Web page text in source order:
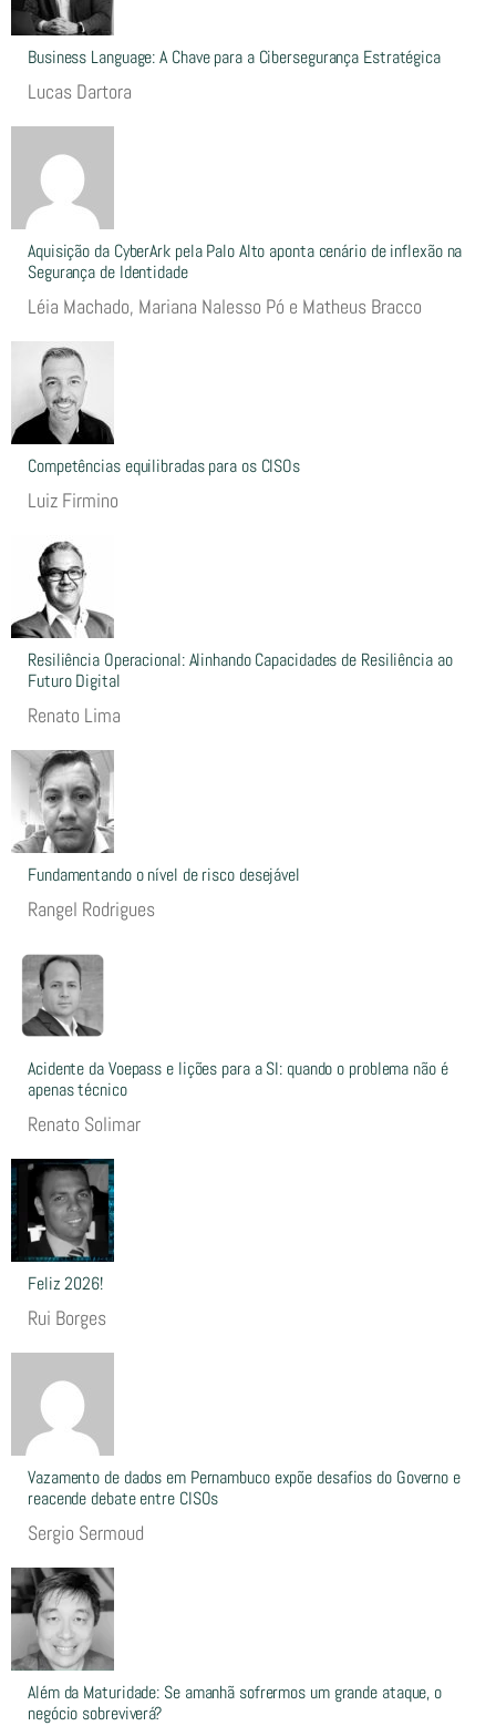
Business Language: A Chave para a Cibersegurança Estratégica
Lucas Dartora
Aquisição da CyberArk pela Palo Alto aponta cenário de inflexão na
Segurança de Identidade
Léia Machado, Mariana Nalesso Pó e Matheus Bracco
Competências equilibradas para os CISOs
Luiz Firmino
Resiliência Operacional: Alinhando Capacidades de Resiliência ao
Futuro Digital
Renato Lima
Fundamentando o nível de risco desejável
Rangel Rodrigues
Acidente da Voepass e lições para a SI: quando o problema não é
apenas técnico
Renato Solimar
Feliz 2026!
Rui Borges
Vazamento de dados em Pernambuco expõe desafios do Governo e
reacende debate entre CISOs
Sergio Sermoud
Além da Maturidade: Se amanhã sofrermos um grande ataque, o
negócio sobreviverá?